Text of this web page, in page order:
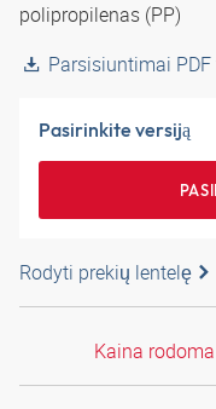
polipropilenas (PP)
Parsisiuntimai
Pasirinkite versiją
Rodyti prekių lentelę
Kaina